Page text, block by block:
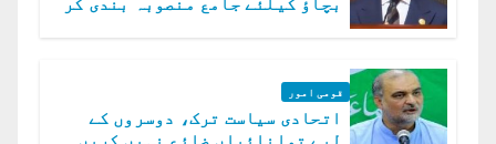
قومی امور
اتحادی سیاست ترک، دوسروں کے